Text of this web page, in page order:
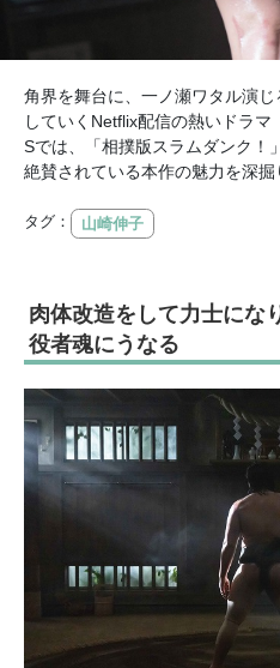
角界を舞台に、一ノ瀬ワタル演
していくNetflix配信の熱いドラ
Sでは、「相撲版スラムダンク！
絶賛されている本作の魅力を深掘
タグ： 山崎伸子
肉体改造をして力士にな
役者魂にうなる